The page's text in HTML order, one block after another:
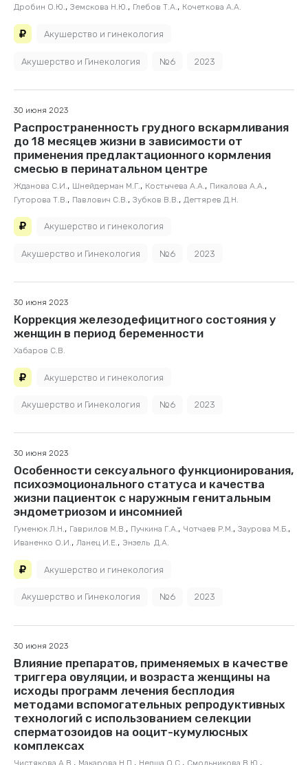
Дробин О.Ю., Земскова Н.Ю., Глебов Т.А., Кочеткова А.А.
Акушерство и гинекология
Акушерство и Гинекология №6 2023
30 июня 2023
Распространенность грудного вскармливания
до 18 месяцев жизни в зависимости от
применения предлактационного кормления
смесью в перинатальном центре
Жданова С.И. , Шнейдерман М.Г. , Костычева А.А. , Пикалова А.А. ,
Гуторова Т.В. , Павлович С.В. , Зубков В.В. , Дегтярев Д.Н.
Акушерство и гинекология
Акушерство и Гинекология №6 2023
30 июня 2023
Коррекция железодефицитного состояния у
женщин в период беременности
Хабаров С.В.
Акушерство и гинекология
Акушерство и Гинекология №6 2023
30 июня 2023
Особенности сексуального функционирования,
психоэмоционального статуса и качества
жизни пациенток с наружным генитальным
эндометриозом и инсомнией
Гуменюк Л.Н., Гаврилов М.В., Пучкина Г.А., Чотчаев Р.М., Заурова М.Б.,
Иваненко О.И., Ланец И.Е., Энзель Д.А.
Акушерство и гинекология
Акушерство и Гинекология №6 2023
30 июня 2023
Влияние препаратов, применяемых в качестве
триггера овуляции, и возраста женщины на
исходы программ лечения бесплодия
методами вспомогательных репродуктивных
технологий с использованием селекции
сперматозоидов на ооцит-кумулюсных
комплексах
Чистякова А.В. , Макарова Н.П. , Непша О.С. , Смольникова В.Ю. ,